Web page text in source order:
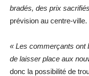
bradés, des prix
prévision au centre-ville.
« Les commerçants ont
de laisser place aux
donc la possibilité de